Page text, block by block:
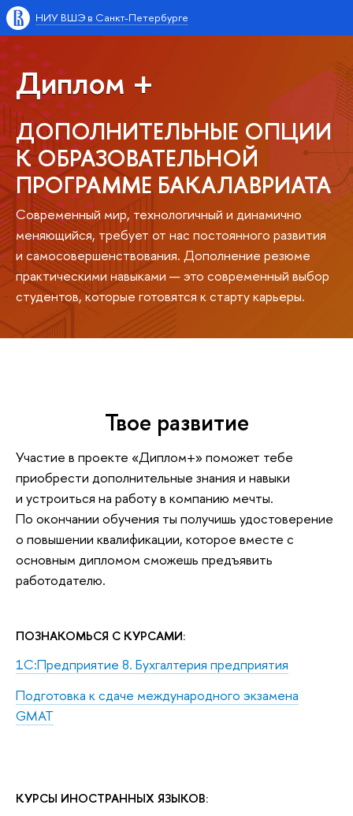
НИУ ВШЭ в Санкт-Петербурге
Диплом +
ДОПОЛНИТЕЛЬНЫЕ ОПЦИИ
К ОБРАЗОВАТЕЛЬНОЙ
ПРОГРАММЕ БАКАЛАВРИАТА
Современный мир, технологичный и динамично
меняющийся, требует от нас постоянного развития
и самосовершенствования. Дополнение резюме
практическими навыками — это современный выбор
студентов, которые готовятся к старту карьеры.
Твое развитие
Участие в проекте «Диплом+» поможет тебе
приобрести дополнительные знания и навыки
и устроиться на работу в компанию мечты.
По окончании обучения ты получишь удостоверение
о повышении квалификации, которое вместе с
основным дипломом сможешь предъявить
работодателю.
ПОЗНАКОМЬСЯ С КУРСАМИ:
1С:Предприятие 8. Бухгалтерия предприятия
Подготовка к сдаче международного экзамена
GMAT
КУРСЫ ИНОСТРАННЫХ ЯЗЫКОВ: